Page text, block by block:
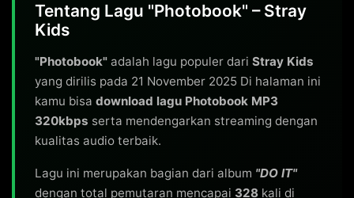
Tentang Lagu "Photobook" – Stray
Kids
"Photobook" adalah lagu populer dari Stray Kids
yang dirilis pada 21 November 2025 Di halaman ini
kamu bisa download lagu Photobook MP3
320kbps serta mendengarkan streaming dengan
kualitas audio terbaik.
Lagu ini merupakan bagian dari album "DO IT"
dengan total pemutaran mencapai 328 kali di